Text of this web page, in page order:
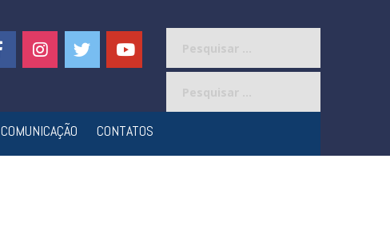
COMUNICAÇÃO CONTATOS